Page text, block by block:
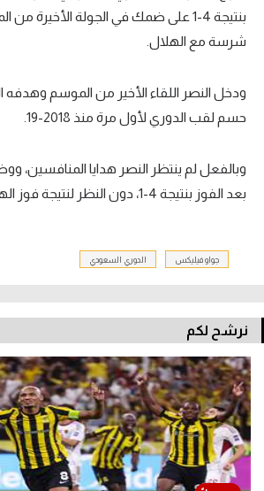
بنتيجة 4-1 على ضمك في الجولة الأخيرة
شرسة مع الهلال.
ودخل النصر اللقاء الأخير من الموسم وهدفه
حسم لقب الدوري لأول مرة منذ 2018-19.
وبالفعل لم ينتظر النصر هدايا المنافسين،
بعد الفوز بنتيجة 4-1، دون النظر لنتيجة فوز الهلال على الفيحاء 1-0.
جواو فيليكس الدوري السعودي
نرشح لكم